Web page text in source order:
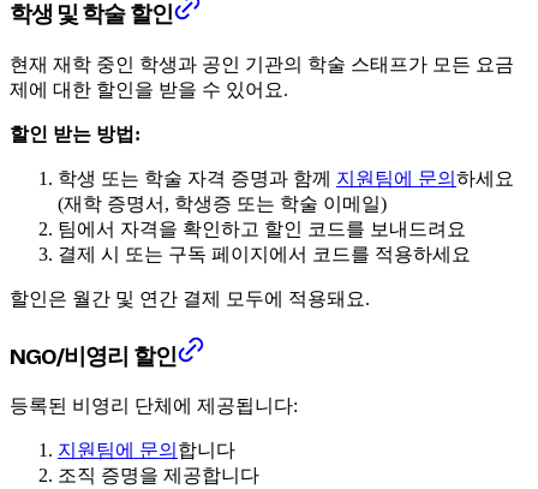
학생 및 학술 할인
현재 재학 중인 학생과 공인 기관의 학술 스태프가 모든 요금
제에 대한 할인을 받을 수 있어요.
할인 받는 방법:
학생 또는 학술 자격 증명과 함께 지원팀에 문의 하세요
(재학 증명서, 학생증 또는 학술 이메일)
팀에서 자격을 확인하고 할인 코드를 보내드려요
결제 시 또는 구독 페이지에서 코드를 적용하세요
할인은 월간 및 연간 결제 모두에 적용돼요.
NGO/비영리 할인
등록된 비영리 단체에 제공됩니다:
지원팀에 문의 합니다
조직 증명을 제공합니다